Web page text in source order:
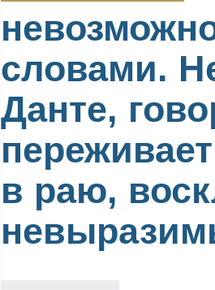
словами.
Данте,
в раю,